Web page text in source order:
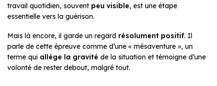
travail quotidien, souvent peu visible, est une étape
essentielle vers la guérison.
Mais là encore, il garde un regard résolument positif. Il
parle de cette épreuve comme d’une « mésaventure », un
terme qui allège la gravité de la situation et témoigne d’une
volonté de rester debout, malgré tout.